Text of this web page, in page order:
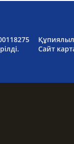
Сайт